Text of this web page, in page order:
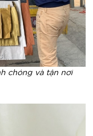
chóng và tận nơi